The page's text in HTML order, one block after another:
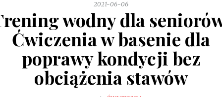
2021-06-06
wodny dla
Ćwiczenia w basenie dla
poprawy kondycji bez
obciążenia stawów